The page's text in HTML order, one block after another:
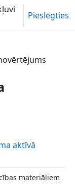
Pieslēgties
aktīvā
materiāliem